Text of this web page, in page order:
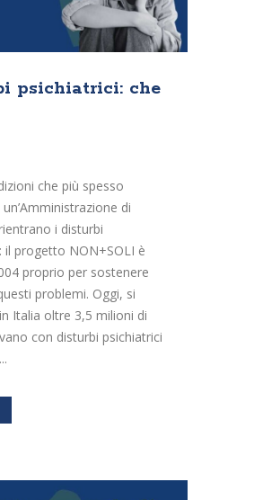
psichiatrici: che
che più spesso
di
i disturbi
il progetto NON+SOLI è
proprio per sostenere
problemi. Oggi, si
Italia oltre 3,5 milioni di
con disturbi psichiatrici